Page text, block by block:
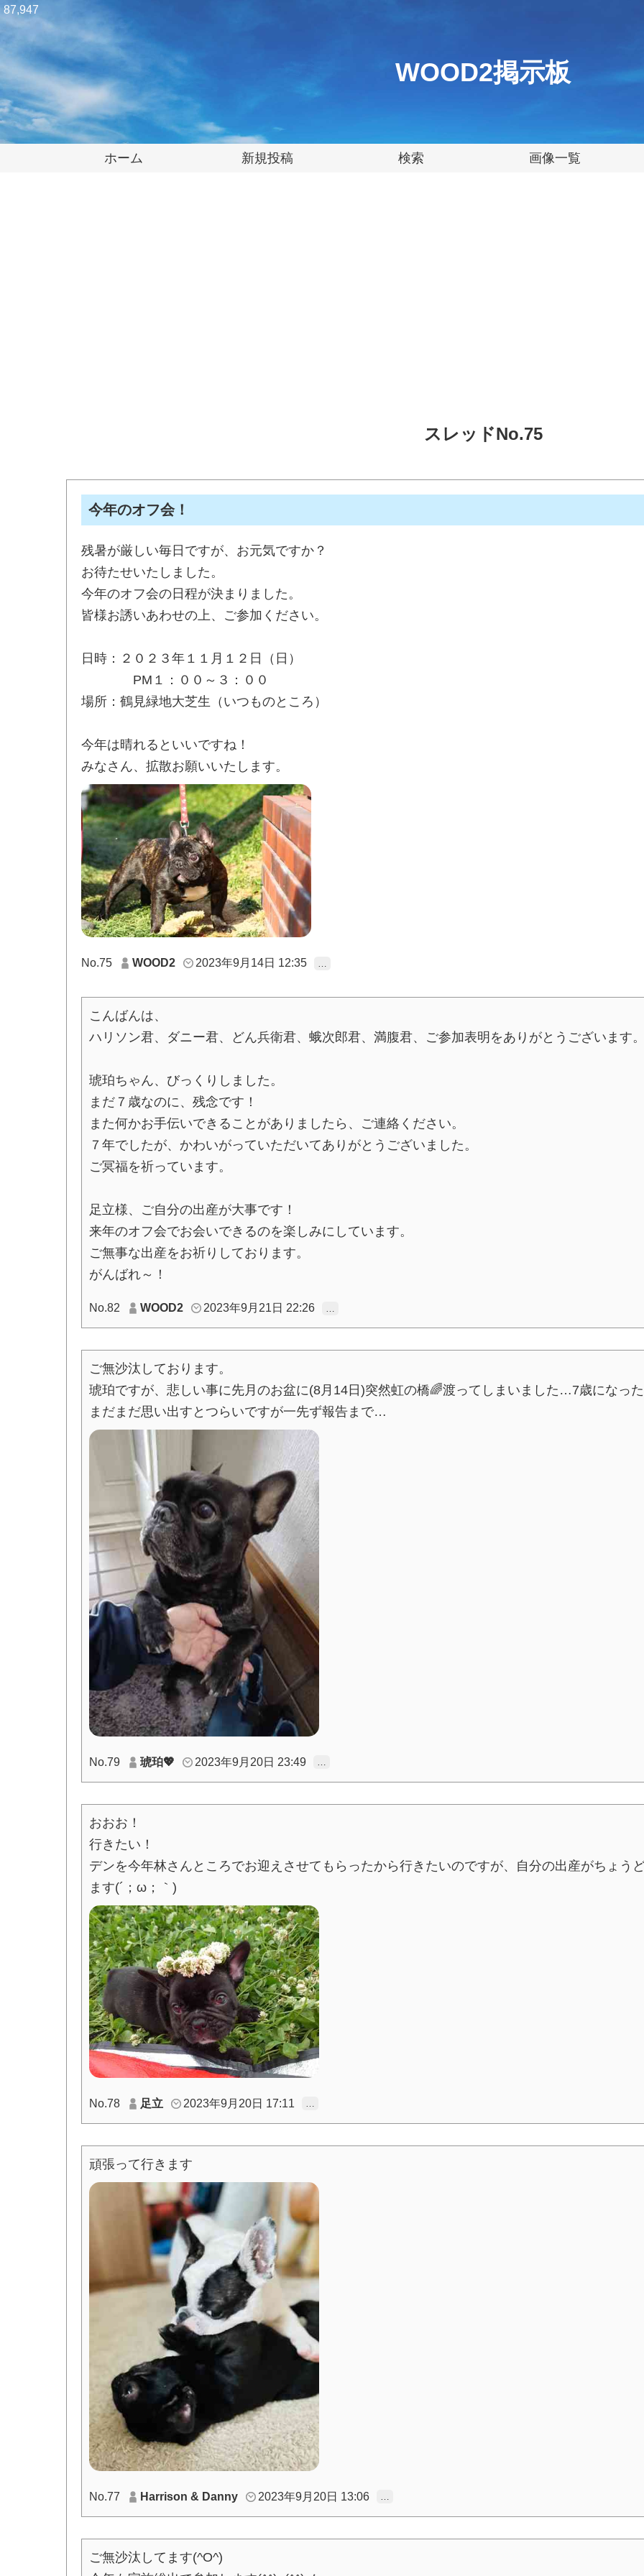
WOOD2掲示板
ホーム 新規投稿 検索 画像一覧
87,947
スレッドNo.75
今年のオフ会！
残暑が厳しい毎日ですが、お元気ですか？
お待たせいたしました。
今年のオフ会の日程が決まりました。
皆様お誘いあわせの上、ご参加ください。
日時：２０２３年１１月１２日（日）
PM１：００～３：００
場所：鶴見緑地大芝生（いつものところ）
今年は晴れるといいですね！
みなさん、拡散お願いいたします。
No.75 WOOD2 2023年9月14日 12:35
こんばんは、
ハリソン君、ダニー君、どん兵衛君、蛾次郎君、満腹君、ご参加表明をありがとうございます
琥珀ちゃん、びっくりしました。
まだ７歳なのに、残念です！
また何かお手伝いできることがありましたら、ご連絡ください。
７年でしたが、かわいがっていただいてありがとうございました。
ご冥福を祈っています。
足立様、ご自分の出産が大事です！
来年のオフ会でお会いできるのを楽しみにしています。
ご無事な出産をお祈りしております。
がんばれ～！
No.82 WOOD2 2023年9月21日 22:26
ご無沙汰しております。
琥珀ですが、悲しい事に先月のお盆に(8月14日)突然虹の橋🌈渡ってしまいました…7歳になっ
まだまだ思い出すとつらいですが一先ず報告まで…
No.79 琥珀💖 2023年9月20日 23:49 …
おおお！
行きたい！
デンを今年林さんところでお迎えさせてもらったから行きたいのですが、自分の出産がちょう
ます(´；ω；｀)
No.78 足立 2023年9月20日 17:11 …
頑張って行きます
No.77 Harrison & Danny 2023年9月20日 13:06 …
ご無沙汰してます(^O^)